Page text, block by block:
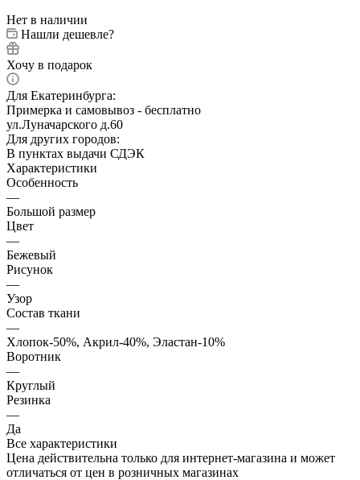
Нет в наличии
Нашли дешевле?
Хочу в подарок
Для Екатеринбурга:
Примерка и самовывоз - бесплатно
ул.Луначарского д.60
Для других городов:
В пунктах выдачи СДЭК
Характеристики
Особенность
—
Большой размер
Цвет
—
Бежевый
Рисунок
—
Узор
Состав ткани
—
Хлопок-50%, Акрил-40%, Эластан-10%
Воротник
—
Круглый
Резинка
—
Да
Все характеристики
Цена действительна только для интернет-магазина и может
отличаться от цен в розничных магазинах